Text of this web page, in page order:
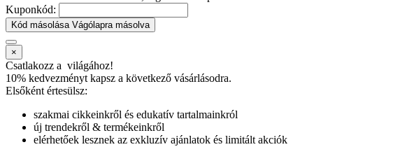
Kuponkód:
Kód másolása Vágólapra másolva
×
Csatlakozz a világához!
10% kedvezményt kapsz a következő vásárlásodra.
Elsőként értesülsz:
szakmai cikkeinkről és edukatív tartalmainkról
új trendekről & termékeinkről
elérhetőek lesznek az exkluzív ajánlatok és limitált akciók